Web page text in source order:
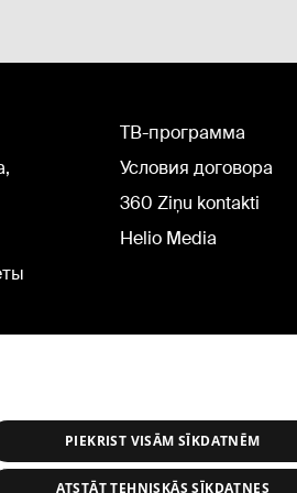
TВ-программа
Условия договора
360 Ziņu kontakti
Helio Media
PIEKRIST VISĀM SĪKDATNĒM
ATSTĀT TEHNISKĀS SĪKDATNES